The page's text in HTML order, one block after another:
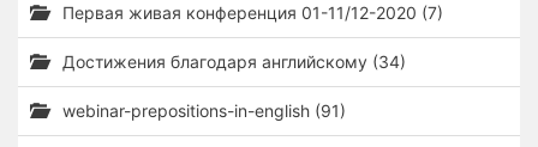
Первая живая конференция 01-11/12-2020 (7)
Достижения благодаря английскому (34)
webinar-prepositions-in-english (91)